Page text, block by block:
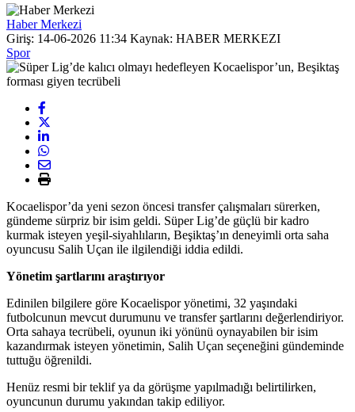
Haber Merkezi
Giriş: 14-06-2026 11:34 Kaynak: HABER MERKEZI
Spor
Kocaelispor’da yeni sezon öncesi transfer çalışmaları sürerken,
gündeme sürpriz bir isim geldi. Süper Lig’de güçlü bir kadro
kurmak isteyen yeşil-siyahlıların, Beşiktaş’ın deneyimli orta saha
oyuncusu Salih Uçan ile ilgilendiği iddia edildi.
Yönetim şartlarını araştırıyor
Edinilen bilgilere göre Kocaelispor yönetimi, 32 yaşındaki
futbolcunun mevcut durumunu ve transfer şartlarını değerlendiriyor.
Orta sahaya tecrübeli, oyunun iki yönünü oynayabilen bir isim
kazandırmak isteyen yönetimin, Salih Uçan seçeneğini gündeminde
tuttuğu öğrenildi.
Henüz resmi bir teklif ya da görüşme yapılmadığı belirtilirken,
oyuncunun durumu yakından takip ediliyor.